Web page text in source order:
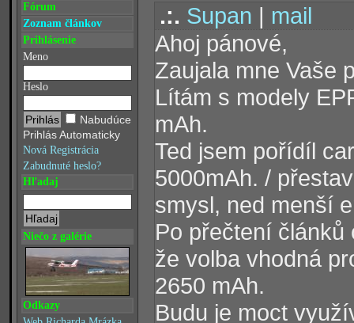
Fórum
Zoznam článkov
Prihlásenie
Meno
Heslo
Nabudúce
Prihlás Automaticky
Nová Registrácia
Zabudnuté heslo?
Hľadaj
Niečo z galérie
Odkazy
.:. Supan | mail
Ahoj pánové,
Zaujala mne Vaše
Lítám s modely
mAh.
Ted jsem pořídíl
5000mAh. /
smysl, ned menší
Po přečtení
že volba vhodná
2650 mAh.
Budu je moct